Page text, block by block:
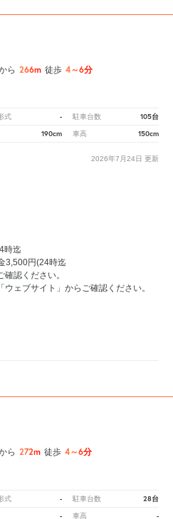
ら 266m 徒歩 4～6分
式 - 駐車台数 105台
190cm 車高 150cm
2026年7月24日 更新
時迄
3,500円(24時迄
認ください。
ェブサイト」からご確認ください。
ら 272m 徒歩 4～6分
式 - 駐車台数 28台
- 車高 -